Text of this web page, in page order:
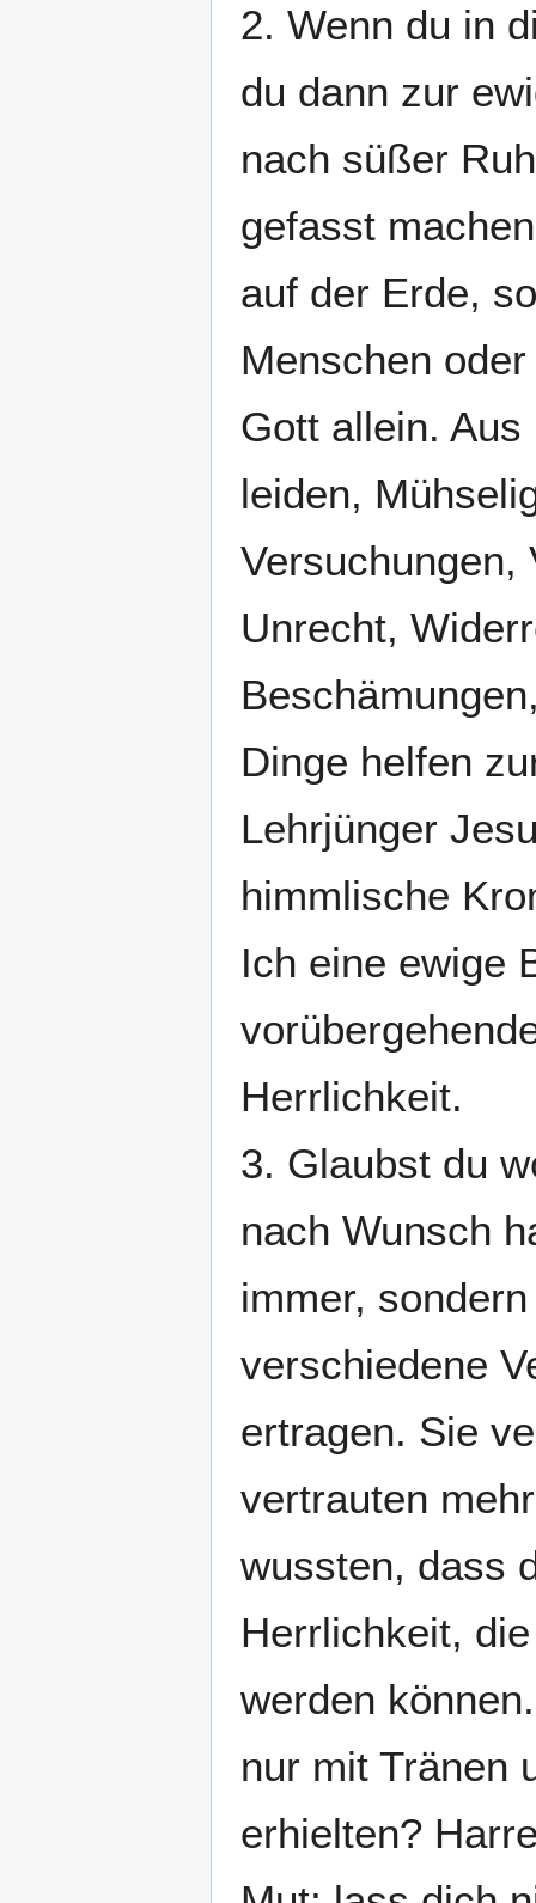
2. Wenn du in
du dann zur
nach süßer
gefasst
auf der Erde,
Menschen
Gott allein.
leiden,
Versuchungen,
Unrecht,
Dinge helfen
Lehrjünger
himmlische
Ich eine ewige
Herrlichkeit.
3. Glaubst du
nach Wunsch
immer,
verschiedene
ertragen. Sie
vertrauten
wussten, dass
Herrlichkeit,
werden
nur mit Tränen
erhielten?